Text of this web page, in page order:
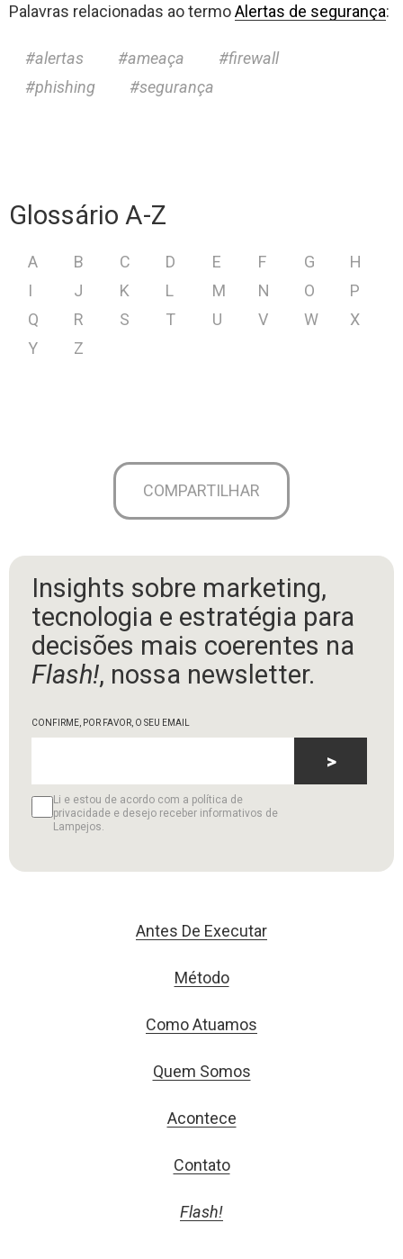
Palavras relacionadas ao termoAlertas de segurança:
alertas ameaça
firewall
phishing
segurança
Glossário A-Z
A B C D E F G
H
I
J K L M N O
P
Q
R S T U V W
X
Y
Z
COMPARTILHAR
Insights sobre marketing,
tecnologia e estratégia para
decisões mais coerentes na
Flash!, nossa newsletter.
CONFIRME, POR FAVOR, O SEU EMAIL
Li e estou de acordo com a política de
privacidade e desejo receber informativos de
Lampejos.
>
Antes De Executar
Método
Como Atuamos
Quem Somos
Acontece
Contato
Flash!